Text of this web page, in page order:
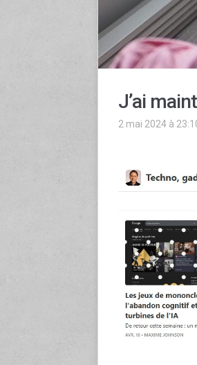
J’ai
2 mai 2024 à